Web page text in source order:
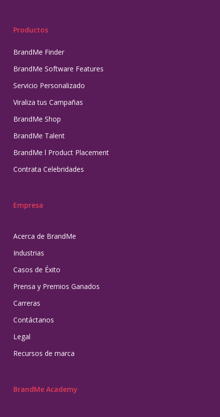
Productos
BrandMe Finder
BrandMe Software Features
Servicio Personalizado
Viraliza tus Campañas
BrandMe Shop
BrandMe Talent
BrandMe l Product Placement
Contrata Celebridades
Empresa
Acerca de BrandMe
Industrias
Casos de Éxito
Prensa y Premios Ganados
Carreras
Contáctanos
Legal
Recursos de marca
BrandMe Academy